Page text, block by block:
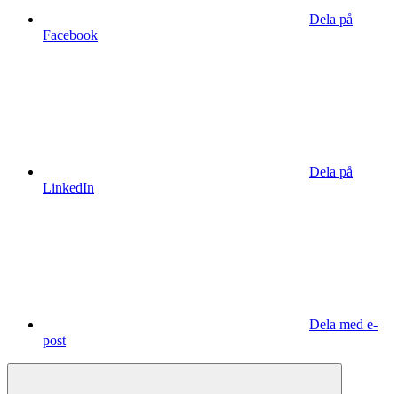
Dela på
Facebook
Dela på
LinkedIn
Dela med e-
post